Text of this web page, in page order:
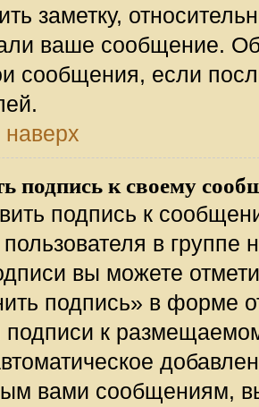
заметку,
ваше сообщение.
сообщения, если
наверх
подпись к своему
подпись к
в
вы можете
подпись» в форме
подписи к
вами сообщениям,